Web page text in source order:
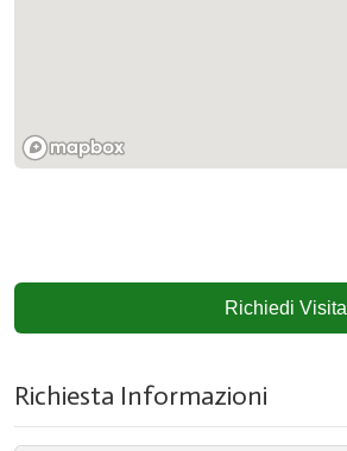
Richiedi Visita
Richiesta Informazioni